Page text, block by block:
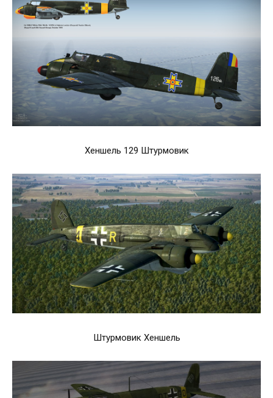
Хеншель 129 Штурмовик
Штурмовик Хеншель